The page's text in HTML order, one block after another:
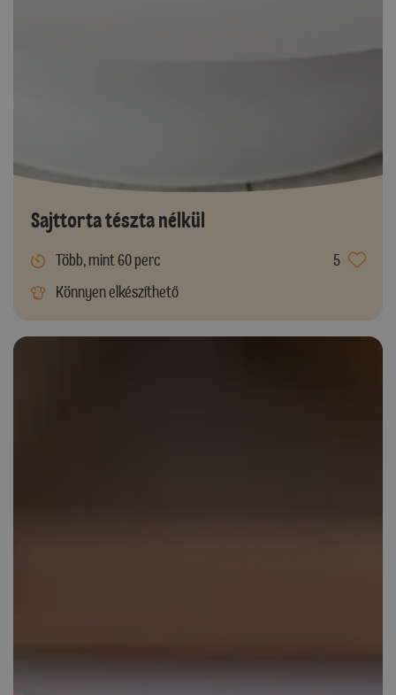
Sajttorta tészta nélkül
Több, mint 60 perc
5
Könnyen elkészíthető